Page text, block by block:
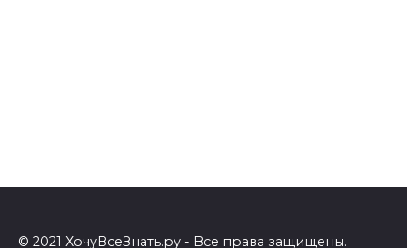
© 2021 ХочуВсеЗнать.ру - Все права защищены.